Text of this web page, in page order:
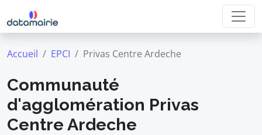
Accueil EPCI Privas Centre Ardeche
Communauté
d'agglomération Privas
Centre Ardeche